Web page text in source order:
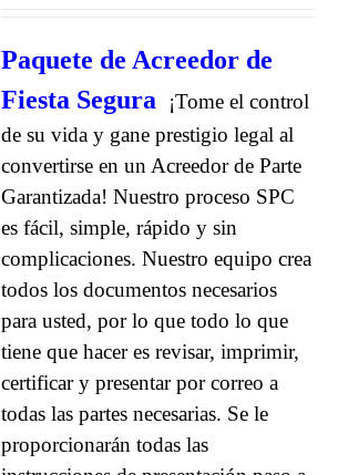
Paquete de Acreedor de
Fiesta Segura
¡Tome el control
de su vida y gane prestigio legal al
convertirse en un Acreedor de Parte
Garantizada! Nuestro proceso SPC
es fácil, simple, rápido y sin
complicaciones. Nuestro equipo crea
todos los documentos necesarios
para usted, por lo que todo lo que
tiene que hacer es revisar, imprimir,
certificar y presentar por correo a
todas las partes necesarias. Se le
proporcionarán todas las